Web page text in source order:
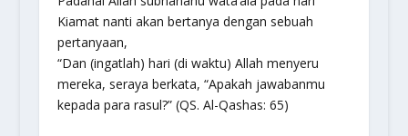
Kiamat nanti akan bertanya dengan sebuah
pertanyaan,
“Dan (ingatlah) hari (di waktu) Allah menyeru
mereka, seraya berkata, “Apakah jawabanmu
kepada para rasul?”(QS. Al-Qashas: 65)